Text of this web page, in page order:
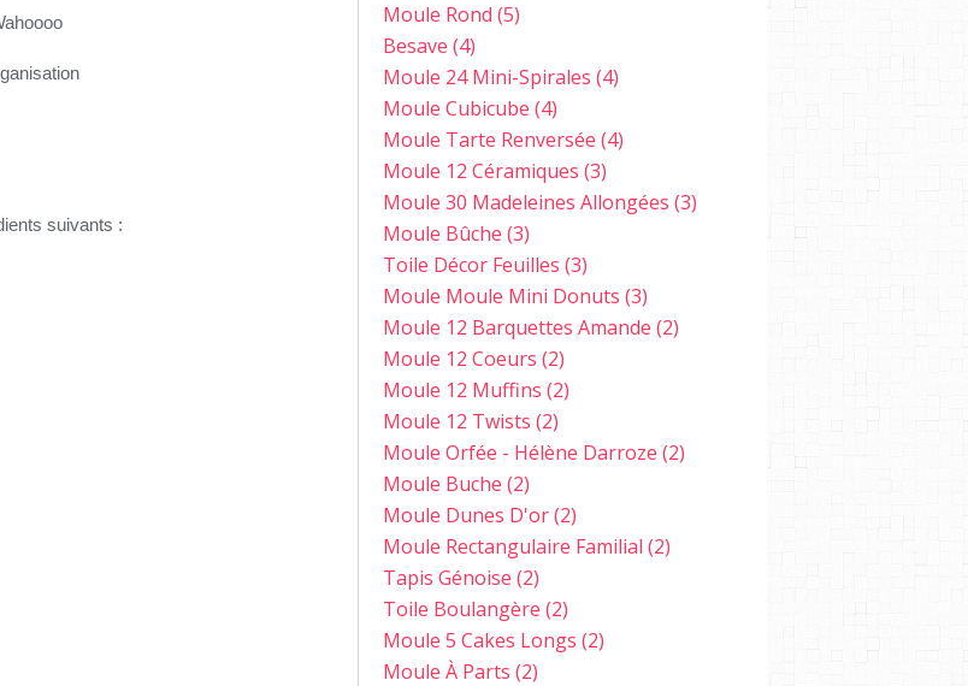
suivants :
Moule Rond (5)
Besave (4)
Moule 24 Mini-Spirales (4)
Moule Cubicube (4)
Moule Tarte Renversée (4)
Moule 12 Céramiques (3)
Moule 30 Madeleines Allongées (3)
Moule Bûche (3)
Toile Décor Feuilles (3)
Moule Moule Mini Donuts (3)
Moule 12 Barquettes Amande (2)
Moule 12 Coeurs (2)
Moule 12 Muffins (2)
Moule 12 Twists (2)
Moule Orfée - Hélène Darroze (2)
Moule Buche (2)
Moule Dunes D'or(2)
Moule Rectangulaire Familial (2)
Tapis Génoise (2)
Toile Boulangère (2)
Moule 5 Cakes Longs (2)
Moule À Parts (2)